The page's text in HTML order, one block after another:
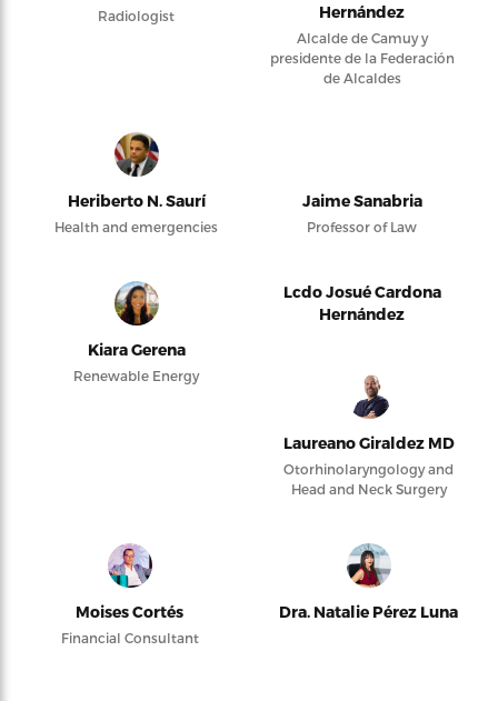
Radiologist
Hernández
Alcalde de Camuy y
presidente de la Federación
de Alcaldes
Heriberto N. Saurí
Health and emergencies
Jaime Sanabria
Professor of Law
Kiara Gerena
Renewable Energy
Lcdo Josué Cardona
Hernández
Laureano Giraldez MD
Otorhinolaryngology and
Head and Neck Surgery
Moises Cortés
Financial Consultant
Dra. Natalie Pérez Luna